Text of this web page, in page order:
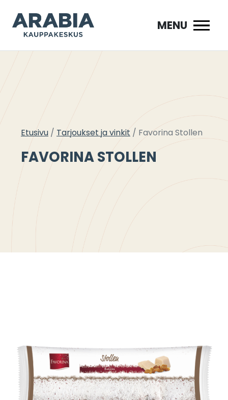
sisältöön
MENU
Etusivu Tarjoukset ja vinkit Favorina Stollen
FAVORINA STOLLEN